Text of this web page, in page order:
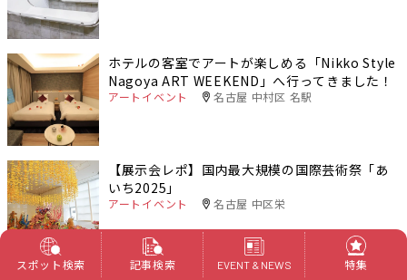
ホテルの客室でアートが楽しめる「Nikko Style
Nagoya ART WEEKEND」へ行ってきました！
アートイベント 名古屋 中村区 名駅
【展示会レポ】国内最大規模の国際芸術祭「あ
いち2025」
アートイベント 名古屋 中区栄
スポット検索 記事検索 EVENT & NEWS 特集